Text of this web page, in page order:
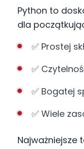
Python to
dla
✅ Prostej
✅
✅ Bogatej
✅ Wiele
Najważniejsze